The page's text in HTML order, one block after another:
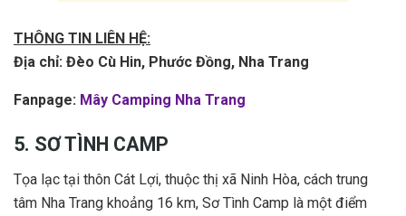
THÔNG TIN LIÊN HỆ:
Địa chỉ: Đèo Cù Hin, Phước Đồng, Nha Trang
Fanpage: Mây Camping Nha Trang
5. SƠ TÌNH CAMP
Tọa lạc tại thôn Cát Lợi, thuộc thị xã Ninh Hòa, cách trung
tâm Nha Trang khoảng 16 km, Sơ Tình Camp là một điểm